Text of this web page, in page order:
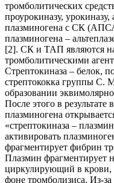
тромболитических
проурокиназу,
плазминогена с СК
плазминогена –
[2]. СК и ТАП являются
тромболитическими
Стрептокиназа – белок,
стрептококка группы С.
образовании
После этого в
плазминогена
«стрептокиназа –
активировать
фрагментирует фибрин
Плазмин фрагментирует
циркулирующий в крови,
фоне тромболизиса. Из-